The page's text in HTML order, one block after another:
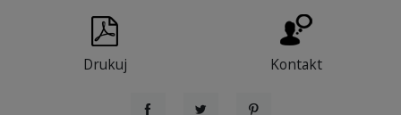
Drukuj Kontakt